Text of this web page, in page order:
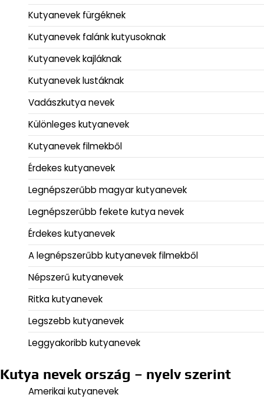
Kutyanevek fürgéknek
Kutyanevek falánk kutyusoknak
Kutyanevek kajláknak
Kutyanevek lustáknak
Vadászkutya nevek
Különleges kutyanevek
Kutyanevek filmekből
Érdekes kutyanevek
Legnépszerűbb magyar kutyanevek
Legnépszerűbb fekete kutya nevek
Érdekes kutyanevek
A legnépszerűbb kutyanevek filmekből
Népszerű kutyanevek
Ritka kutyanevek
Legszebb kutyanevek
Leggyakoribb kutyanevek
Kutya nevek ország – nyelv szerint
Amerikai kutyanevek